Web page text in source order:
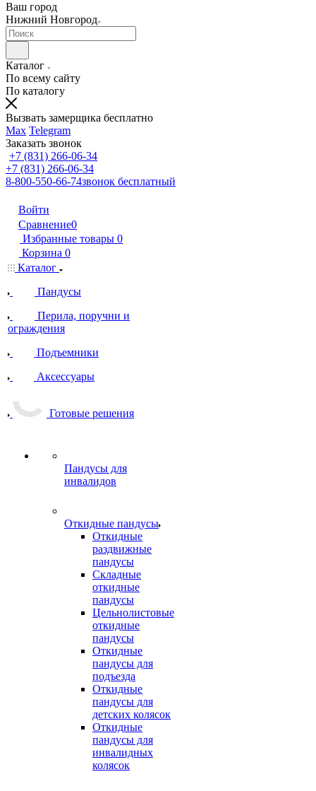
Ваш город
Нижний Новгород
Каталог
По всему сайту
По каталогу
Вызвать замерщика бесплатно
Max Telegram
Заказать звонок
+7 (831) 266-06-34
+7 (831) 266-06-34
8-800-550-66-74звонок бесплатный
Войти
Сравнение0
Избранные товары 0
Корзина 0
Каталог
Пандусы
Перила, поручни и
ограждения
Подъемники
Аксессуары
Готовые решения
Пандусы для
инвалидов
Откидные пандусы
Откидные
раздвижные
пандусы
Складные
откидные
пандусы
Цельнолистовые
откидные
пандусы
Откидные
пандусы для
подъезда
Откидные
пандусы для
детских колясок
Откидные
пандусы для
инвалидных
колясок